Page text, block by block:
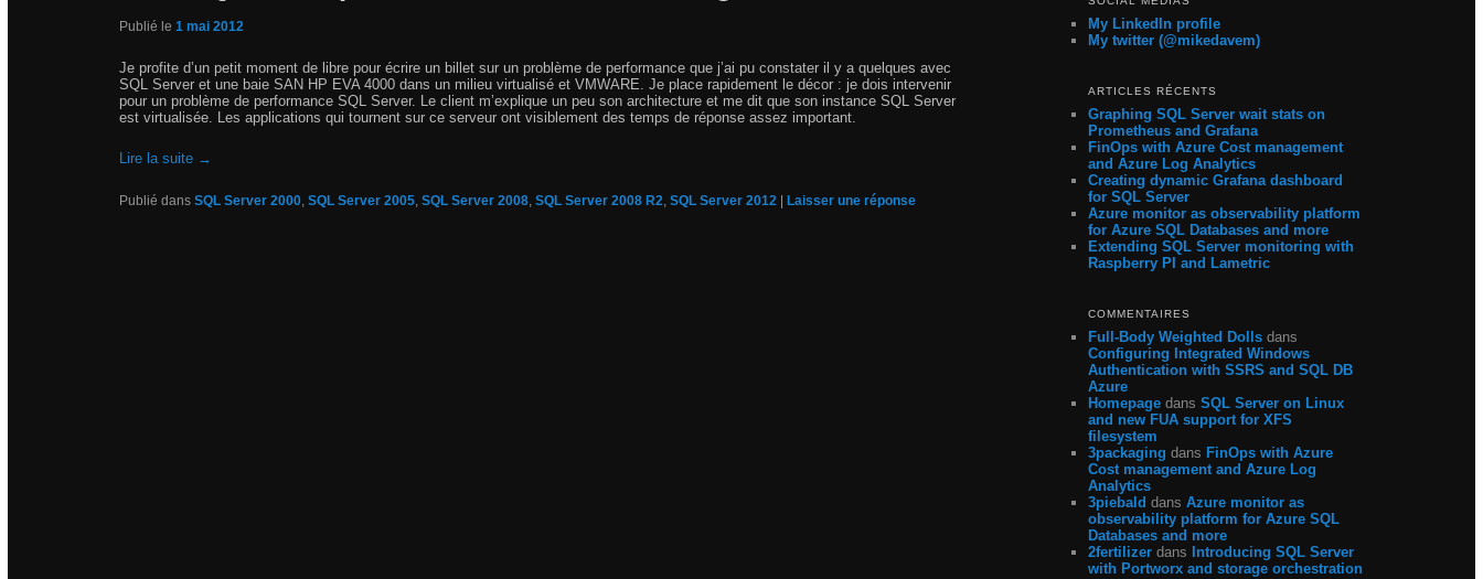
Publié le 1 mai 2012
Je profite d’un petit moment de libre pour écrire un billet sur un problème de performance que j’ai pu constater il y a quelques avec
SQL Server et une baie SAN HP EVA 4000 dans un milieu virtualisé et VMWARE. Je place rapidement le décor : je dois intervenir
pour un problème de performance SQL Server. Le client m’explique un peu son architecture et me dit que son instance SQL Server
est virtualisée. Les applications qui tournent sur ce serveur ont visiblement des temps de réponse assez important.
Lire la suite →
Publié dans SQL Server 2000, SQL Server 2005, SQL Server 2008, SQL Server 2008 R2 SQL Server 2012 | Laisser une réponse
My LinkedIn profile
My twitter (@mikedavem)
ARTICLES RÉCENTS
Graphing SQL Server wait stats on
Prometheus and Grafana
FinOps with Azure Cost management
and Azure Log Analytics
Creating dynamic Grafana dashboard
for SQL Server
Azure monitor as observability platform
for Azure SQL Databases and more
Extending SQL Server monitoring with
Raspberry PI and Lametric
COMMENTAIRES
Full-Body Weighted Dolls dans
Configuring Integrated Windows
Authentication with SSRS and SQL DB
Azure
Homepage dansSQL Server on Linux
and new FUA support for XFS
filesystem
3packaging dans FinOps with Azure
Cost management and Azure Log
Analytics
3piebald dansAzure monitor as
observability platform for Azure SQL
Databases and more
2fertilizer dans
Introducing SQL Server
with Portworx and storage orchestration